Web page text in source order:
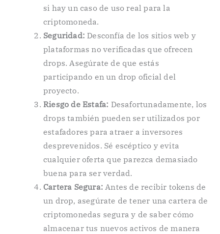
si hay un caso de uso real para la
criptomoneda.
Seguridad: Desconfía de los sitios web y
plataformas no verificadas que ofrecen
drops. Asegúrate de que estás
participando en un drop oficial del
proyecto.
Riesgo de Estafa: Desafortunadamente, los
drops también pueden ser utilizados por
estafadores para atraer a inversores
desprevenidos. Sé escéptico y evita
cualquier oferta que parezca demasiado
buena para ser verdad.
Cartera Segura: Antes de recibir tokens de
un drop, asegúrate de tener una cartera de
criptomonedas segura y de saber cómo
almacenar tus nuevos activos de manera